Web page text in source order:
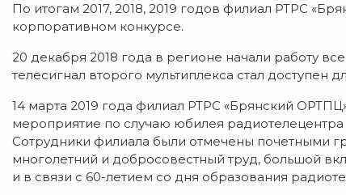
По итогам 2017, 2018, 2019 годов филиал РТРС
корпоративном конкурсе.
20 декабря 2018 года в регионе начали работу
телесигнал второго мультиплекса стал доступен
14 марта 2019 года филиал РТРС «Брянский
мероприятие по случаю юбилея
Сотрудники филиала были отмечены почетными
многолетний и добросовестный труд, большой
и в связи с 60-летием со дня образования